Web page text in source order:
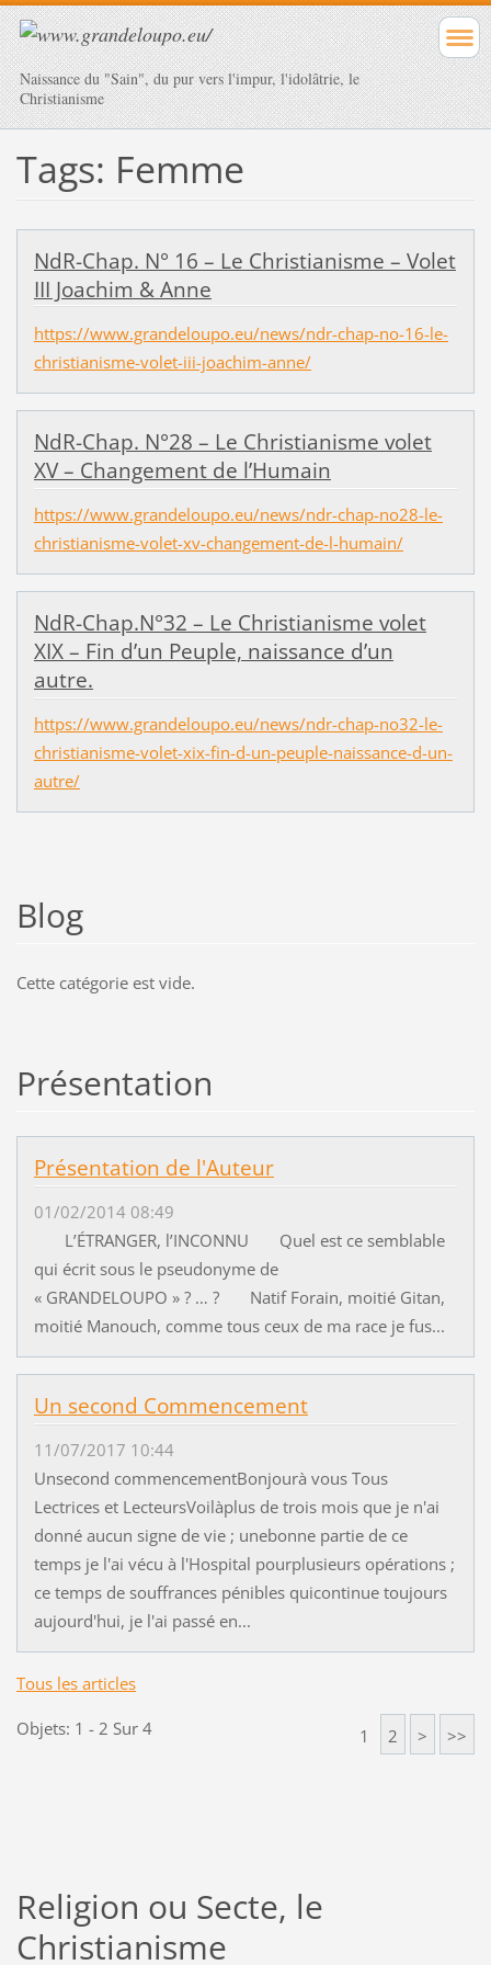
Naissance du "Sain", du pur vers l'impur, l'idolâtrie, le
Christianisme
Tags: Femme
NdR-Chap. N° 16 – Le Christianisme – Volet
III Joachim & Anne
https://www.grandeloupo.eu/news/ndr-chap-no-16-le-
christianisme-volet-iii-joachim-anne/
NdR-Chap. N°28 – Le Christianisme volet
XV – Changement de l’Humain
https://www.grandeloupo.eu/news/ndr-chap-no28-le-
christianisme-volet-xv-changement-de-l-humain/
NdR-Chap.N°32 – Le Christianisme volet
XIX – Fin d’un Peuple, naissance d’un
autre.
https://www.grandeloupo.eu/news/ndr-chap-no32-le-
christianisme-volet-xix-fin-d-un-peuple-naissance-d-un-
autre/
Blog
Cette catégorie est vide.
Présentation
Présentation de l'Auteur
01/02/2014 08:49
L’ÉTRANGER, l’INCONNU Quel est ce semblable
qui écrit sous le pseudonyme de
« GRANDELOUPO » ? … ? Natif Forain, moitié Gitan,
moitié Manouch, comme tous ceux de ma race je fus...
Un second Commencement
11/07/2017 10:44
Unsecond commencementBonjourà vous Tous
Lectrices et LecteursVoilàplus de trois mois que je n'ai
donné aucun signe de vie ; unebonne partie de ce
temps je l'ai vécu à l'Hospital pourplusieurs opérations ;
ce temps de souffrances pénibles quicontinue toujours
aujourd'hui, je l'ai passé en...
Tous les articles
Objets: 1 - 2 Sur 4 1 2 > >>
Religion ou Secte, le
Christianisme